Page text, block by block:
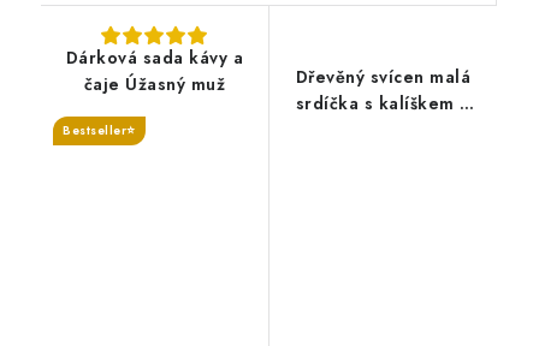
Dárková sada kávy a
čaje Úžasný muž
Bestseller⭐
Dřevěný svícen malá
srdíčka s kalíškem a